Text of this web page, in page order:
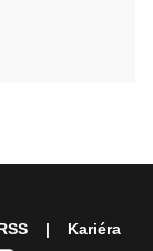
Kariéra